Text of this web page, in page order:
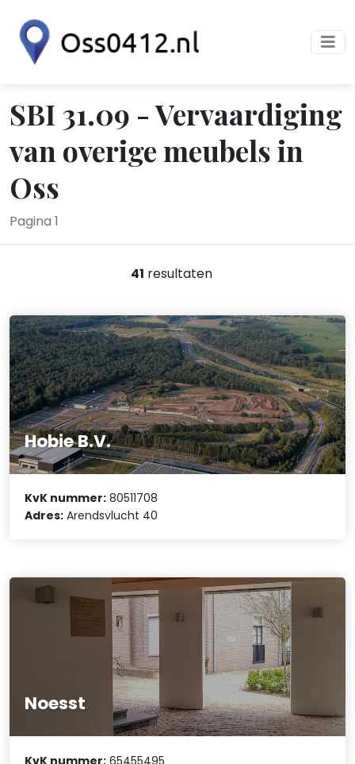
SBI 31.09 - Vervaardiging
van overige meubels in
Oss
Pagina 1
41 resultaten
Hobie B.V.
KvK nummer: 80511708
Adres: Arendsvlucht 40
Noesst
KvK nummer: 65455495